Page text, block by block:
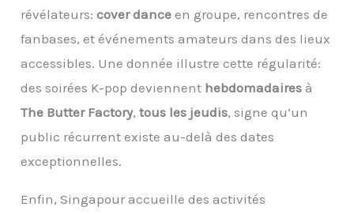
révélateurs:cover dance en groupe, rencontres de
fanbases, et événements amateurs dans des lieux
accessibles. Une donnée illustre cette régularité:
des soirées K-pop deviennent hebdomadaires à
The Butter Factory,tous les jeudis, signe qu’un
public récurrent existe au-delà des dates
exceptionnelles.
Enfin, Singapour accueille des activités